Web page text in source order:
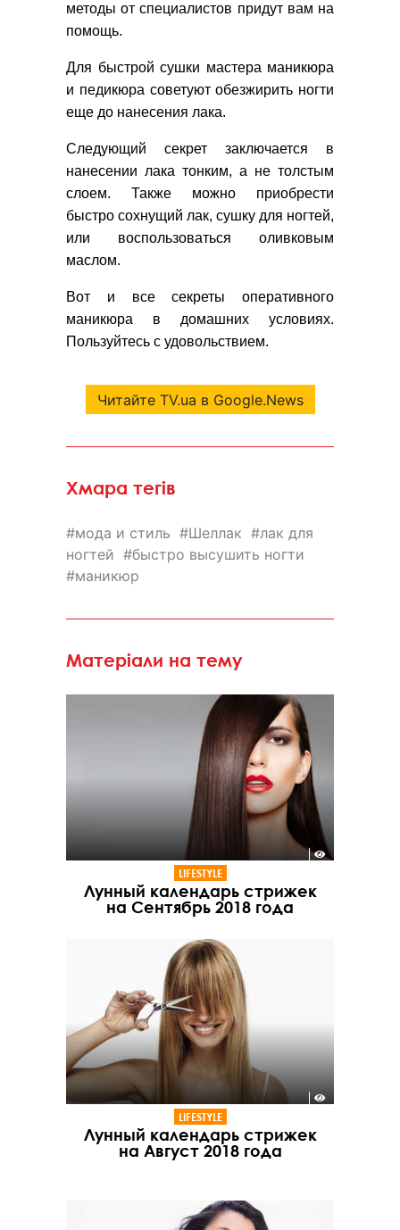
методы от специалистов придут вам на
помощь.
Для быстрой сушки мастера маникюра
и педикюра советуют обезжирить ногти
еще до нанесения лака.
Следующий секрет заключается в
нанесении лака тонким, а не толстым
слоем. Также можно приобрести
быстро сохнущий лак, сушку для ногтей,
или воспользоваться оливковым
маслом.
Вот и все секреты оперативного
маникюра в домашних условиях.
Пользуйтесь с удовольствием.
Читайте TV.ua в Google.News
Хмара тегів
мода и стиль Шеллак
лак для
ногтей
быстро высушить ногти
маникюр
Матеріали на тему
LIFESTYLE
Лунный календарь стрижек
на Сентябрь 2018 года
LIFESTYLE
Лунный календарь стрижек
на Август 2018 года